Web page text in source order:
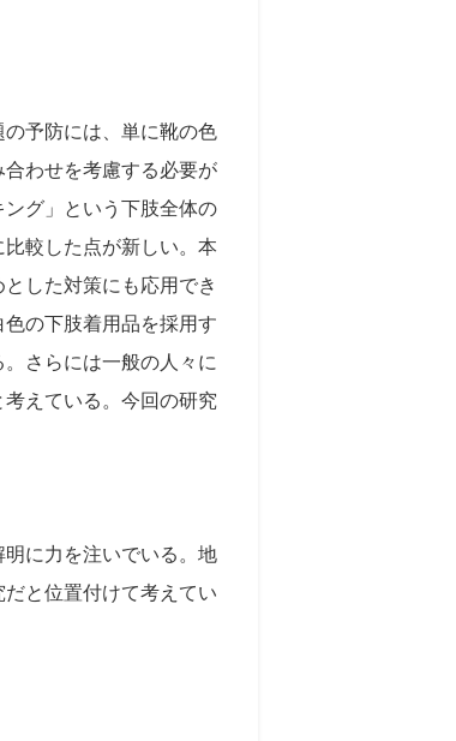
予防には、単に靴の色
わせを考慮する必要が
グ」という下肢全体の
較した点が新しい。本
した対策にも応用でき
の下肢着用品を採用す
さらには一般の人々に
えている。今回の研究
に力を注いでいる。地
と位置付けて考えてい